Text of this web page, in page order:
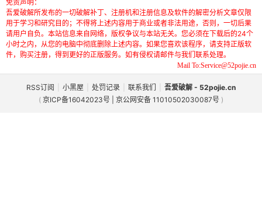
免责声明：
吾爱破解所发布的一切破解补丁、注册机和注册信息及软件的解密分析文章仅限
用于学习和研究目的；不得将上述内容用于商业或者非法用途，否则，一切后果
请用户自负。本站信息来自网络，版权争议与本站无关。您必须在下载后的24个
小时之内，从您的电脑中彻底删除上述内容。如果您喜欢该程序，请支持正版软
件，购买注册，得到更好的正版服务。如有侵权请邮件与我们联系处理。
Mail To:Service@52pojie.cn
RSS订阅 小黑屋 处罚记录 联系我们
吾爱破解 - 52pojie.cn
( 京ICP备16042023号 | 京公网安备 11010502030087号 )